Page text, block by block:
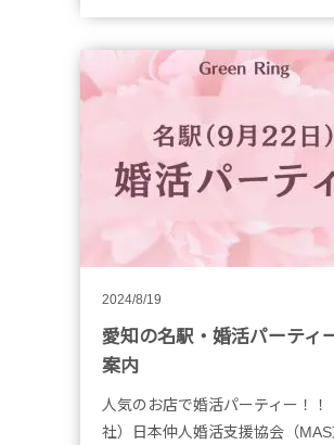
2024/8/19
愛知の名駅・婚活パーティ
案内
人気のお店で婚活パーティー！！
社）日本仲人婚活支援協会（MAS